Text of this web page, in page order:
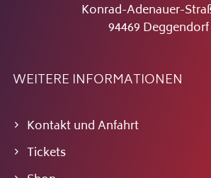
Konrad-Adenauer-
94469 Deggendorf
WEITERE INFORMATIONEN
Kontakt und Anfahrt
Tickets